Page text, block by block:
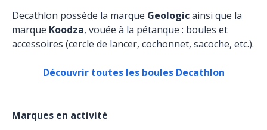
Decathlon possède la marque Geologicainsi que la
marque Koodza, vouée à la pétanque : boules et
accessoires (cercle de lancer, cochonnet, sacoche, etc.).
Découvrir toutes les boules Decathlon
Marques en activité